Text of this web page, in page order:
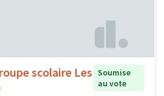
scolaire Les Soumise
au vote